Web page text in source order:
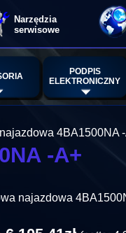
Narzędzia
serwisowe
PODPIS
ELEKTRONICZNY
4BA1500NA
-A+
najazdowa